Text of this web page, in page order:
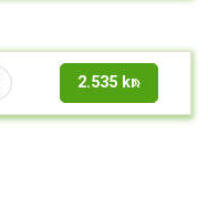
2.535 kr.